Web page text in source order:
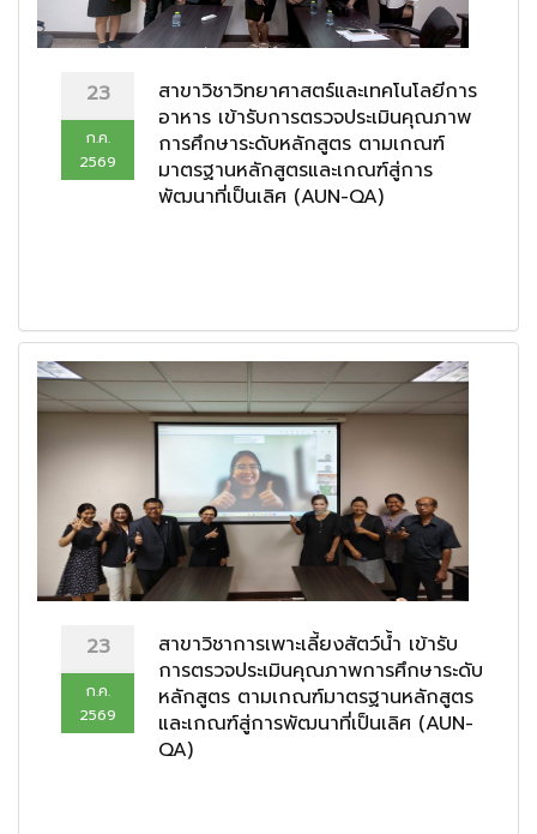
23
ก.ค.
2569
สาขาวิชาวิทยาศาสตร์และเทคโนโลยีการ
อาหาร เข้ารับการตรวจประเมินคุณภาพ
การศึกษาระดับหลักสูตร ตามเกณฑ์
มาตรฐานหลักสูตรและเกณฑ์สู่การ
พัฒนาที่เป็นเลิศ (AUN-QA)
23
ก.ค.
2569
สาขาวิชาการเพาะเลี้ยงสัตว์น้ำ เข้ารับ
การตรวจประเมินคุณภาพการศึกษาระดับ
หลักสูตร ตามเกณฑ์มาตรฐานหลักสูตร
และเกณฑ์สู่การพัฒนาที่เป็นเลิศ (AUN-
QA)